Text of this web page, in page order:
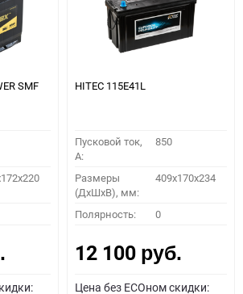
SMF
HITEC 115E41L
Пусковой ток,
A:
850
Размеры
(ДхШхВ), мм:
409x170x234
Полярность: 0
12 100 руб.
Цена без ECOном скидки: